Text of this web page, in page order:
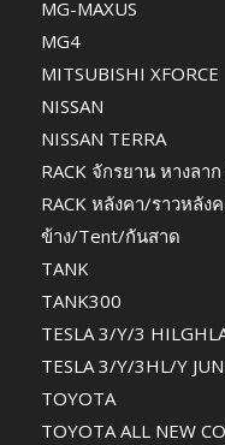
MG-MAXUS
MG4
MITSUBISHI XFORCE
NISSAN
NISSAN TERRA
RACK จักรยาน หางลา
RACK หลังคา/ราวหลั
ข้าง/Tent/กันสาด
TANK
TANK300
TESLA 3/Y/3
TESLA 3/Y/3HL/Y
TOYOTA
TOYOTA ALL NEW